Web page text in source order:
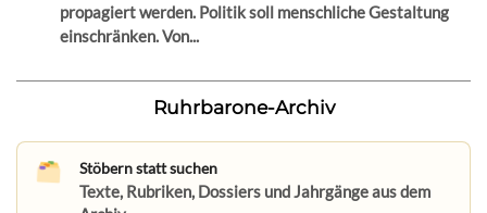
propagiert werden. Politik soll menschliche Gestaltung
einschränken. Von...
Ruhrbarone-Archiv
Stöbern statt suchen
Texte, Rubriken, Dossiers und Jahrgänge aus dem